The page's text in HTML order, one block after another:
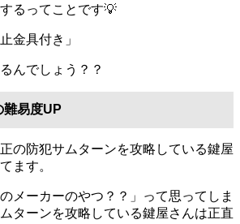
るってことです💡
金具付き」
んでしょう？？
難易度UP
の防犯サムターンを攻略している鍵屋
ます。
メーカーのやつ？？」って思ってしま
ターンを攻略している鍵屋さんは正直